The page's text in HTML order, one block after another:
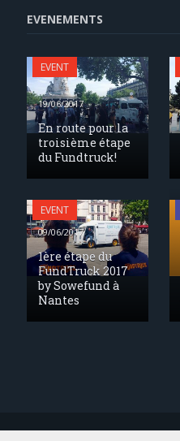
EVENEMENTS
EVENT
19/06/2017
En route pour la
troisième étape
du Fundtruck!
EVENT
09/06/2017
1ère étape du
FundTruck 2017
by Sowefund à
Nantes